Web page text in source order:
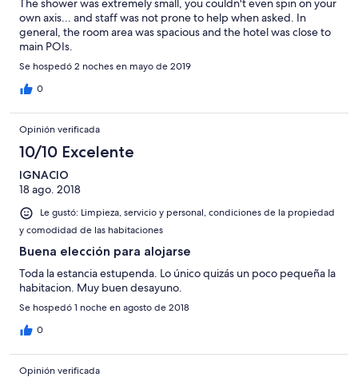
The shower was extremely small, you couldn't even spin on your
own axis... and staff was not prone to help when asked. In
general, the room area was spacious and the hotel was close to
main POIs.
Se hospedó 2 noches en mayo de 2019
0
Opinión verificada
10/10 Excelente
IGNACIO
18 ago. 2018
Le gustó: Limpieza, servicio y personal, condiciones de la propiedad
y comodidad de las habitaciones
Buena elección para alojarse
Toda la estancia estupenda. Lo único quizás un poco pequeña la
habitacion. Muy buen desayuno.
Se hospedó 1 noche en agosto de 2018
0
Opinión verificada